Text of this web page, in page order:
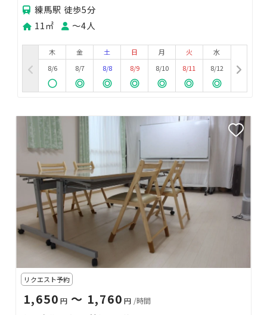
練馬駅 徒歩5分
11㎡
〜4人
木
8/6
金
8/7
土
8/8
日
8/9
月
8/10
火
8/11
水
8/12
リクエスト予約
1,650 円 〜 1,760 円 /時間